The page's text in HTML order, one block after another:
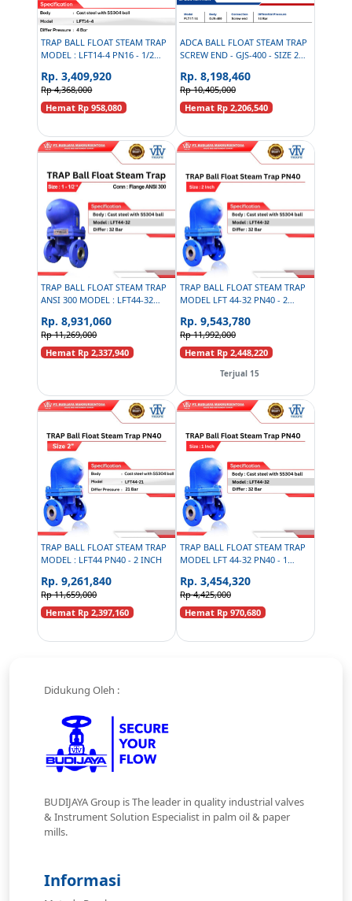
TRAP BALL FLOAT STEAM TRAP
MODEL : LFT14-4 PN16 - 1/2
Rp. 3,409,920
Rp 4,368,000
Hemat Rp 958,080
ADCA BALL FLOAT STEAM TRAP
SCREW END - GJS-400 - SIZE 2
Rp. 8,198,460
Rp 10,405,000
Hemat Rp 2,206,540
TRAP BALL FLOAT STEAM TRAP
ANSI 300 MODEL : LFT44-32
Rp. 8,931,060
Rp 11,269,000
Hemat Rp 2,337,940
TRAP BALL FLOAT STEAM TRAP
MODEL LFT 44-32 PN40 - 2
Rp. 9,543,780
Rp 11,992,000
Hemat Rp 2,448,220
Terjual 15
TRAP BALL FLOAT STEAM TRAP
MODEL : LFT44 PN40 - 2 INCH
Rp. 9,261,840
Rp 11,659,000
Hemat Rp 2,397,160
TRAP BALL FLOAT STEAM TRAP
MODEL LFT 44-32 PN40 - 1
Rp. 3,454,320
Rp 4,425,000
Hemat Rp 970,680
Didukung Oleh :
BUDIJAYA Group is The leader in quality industrial valves
& Instrument Solution Especialist in palm oil & paper
mills.
Informasi